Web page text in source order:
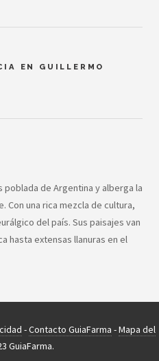
EN GUILLERMO
poblada de Argentina y alberga la
Con una rica mezcla de cultura,
del país. Sus paisajes van
hasta extensas llanuras en el
-Contacto GuiaFarma -Mapa del
GuiaFarma.